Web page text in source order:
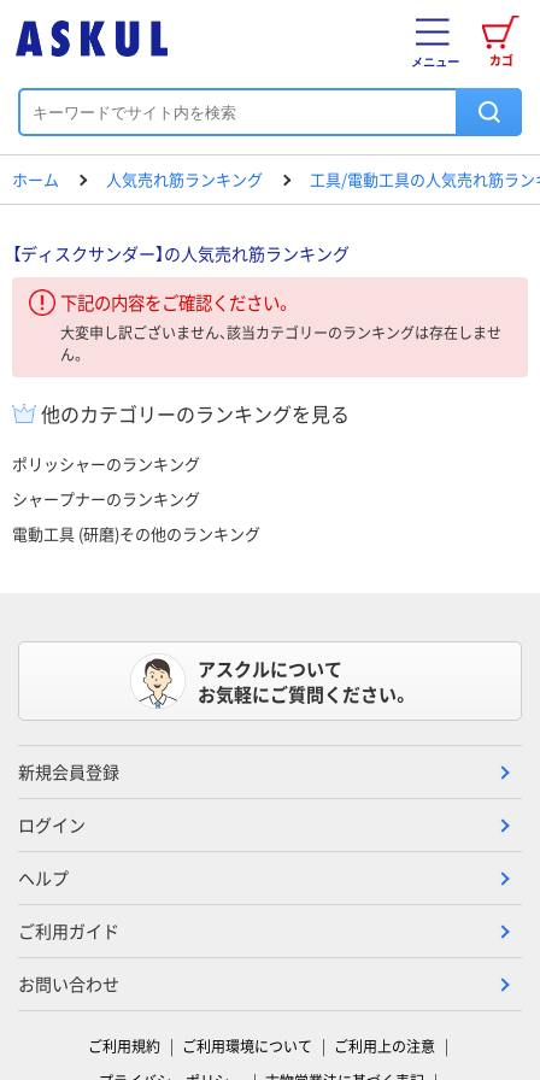
カゴ
メニュー
ホーム 人気売れ筋ランキング 工具/電動工具の人気売れ筋ラン
【ディスクサンダー】の人気売れ筋ランキング
下記の内容をご確認ください。
大変申し訳ございません、該当カテゴリーのランキングは存在しませ
ん。
他のカテゴリーのランキングを見る
ポリッシャーのランキング
シャープナーのランキング
電動工具 (研磨)その他のランキング
アスクルについて
お気軽にご質問ください。
新規会員登録
ログイン
ヘルプ
ご利用ガイド
お問い合わせ
ご利用規約 ご利用環境について
ご利用上の注意